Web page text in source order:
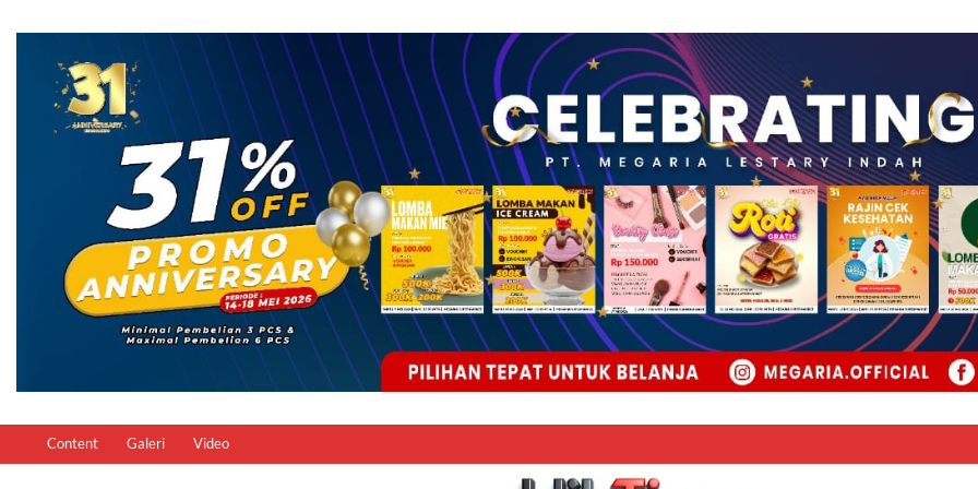
Content Galeri Video